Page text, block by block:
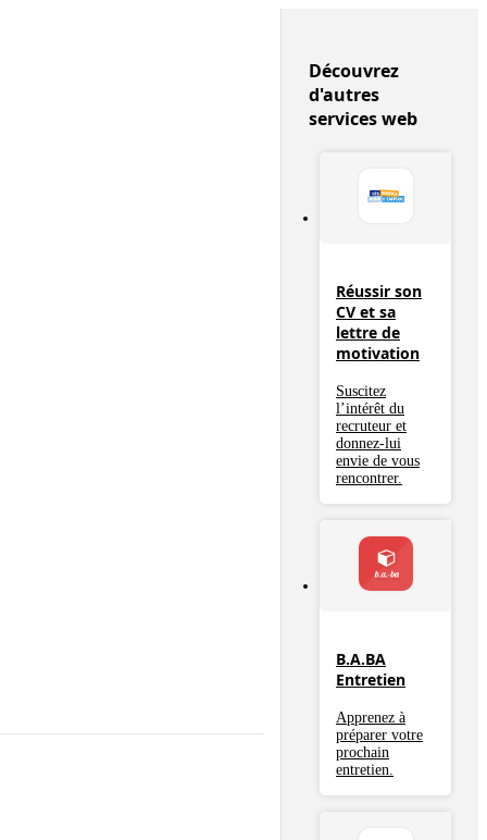
Découvrez
d'autres
services web
Réussir son
CV et sa
lettre de
motivation
Suscitez
l’intérêt du
recruteur et
donnez-lui
envie de vous
rencontrer.
B.A.BA
Entretien
Apprenez à
préparer votre
prochain
entretien.